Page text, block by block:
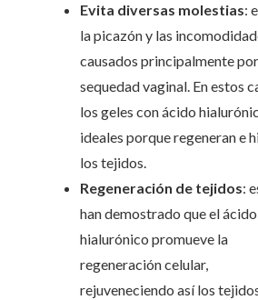
Evita diversas molestias:
la picazón y las
causados principalmente
sequedad vaginal. En estos
los geles con ácido
ideales porque regeneran e
los tejidos.
Regeneración de tejidos:
han demostrado que el ácido
hialurónico promueve la
regeneración celular,
rejuveneciendo así los